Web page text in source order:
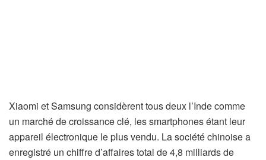
Xiaomi et Samsung considèrent tous deux l’Inde comme
un marché de croissance clé, les smartphones étant leur
appareil électronique le plus vendu. La société chinoise a
enregistré un chiffre d’affaires total de 4,8 milliards de